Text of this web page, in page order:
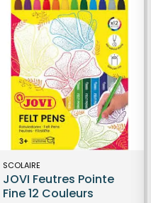
SCOLAIRE
JOVI Feutres Pointe
Fine 12 Couleurs